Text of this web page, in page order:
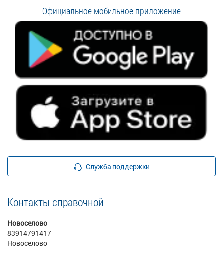
Официальное мобильное приложение
Служба поддержки
Контакты справочной
Новоселово
83914791417
Новоселово